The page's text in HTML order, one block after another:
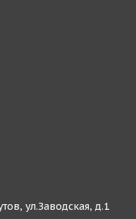
ул.Заводская, д.1